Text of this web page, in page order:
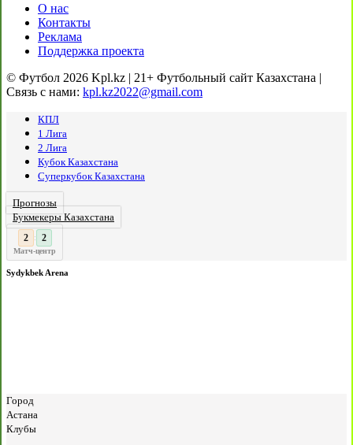
О нас
Контакты
Реклама
Поддержка проекта
© Футбол 2026 Kpl.kz | 21+ Футбольный сайт Казахстана |
Связь с нами: kpl.kz2022@gmail.com
КПЛ
1 Лига
2 Лига
Кубок Казахстана
Суперкубок Казахстана
Прогнозы
Букмекеры Казахстана
3 : 2
Матч-центр
Sydykbek Arena
Город
Астана
Клубы